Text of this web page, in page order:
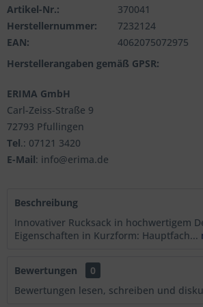
Artikel-Nr.:
370041
Herstellernummer:
7232124
EAN:
4062075072975
Herstellerangaben gemäß GPSR:
ERIMA GmbH
Carl-Zeiss-Straße 9
72793 Pfullingen
Tel.: 07121 3420
E-Mail: info@erima.de
Beschreibung
Innovativer Rucksack in hochwertigem
Eigenschaften in Kurzform: Hauptfach...
Bewertungen
0
Bewertungen lesen, schreiben und